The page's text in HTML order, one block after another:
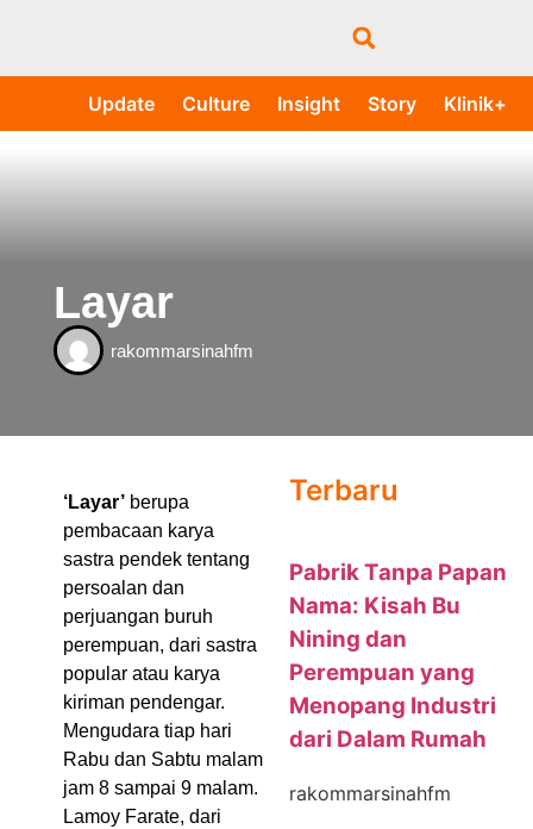
Update Culture Insight Story Klinik+
Layar
rakommarsinahfm
‘Layar’berupa
pembacaan karya
sastra pendek tentang
persoalan dan
perjuangan buruh
perempuan, dari sastra
popular atau karya
kiriman pendengar.
Mengudara tiap hari
Rabu dan Sabtu malam
jam 8 sampai 9 malam.
Lamoy Farate, dari
Terbaru
Pabrik Tanpa Papan
Nama: Kisah Bu
Nining dan
Perempuan yang
Menopang Industri
dari Dalam Rumah
rakommarsinahfm